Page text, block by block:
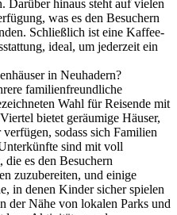
Darüber hinaus steht auf vielen
was es den Besuchern
Schließlich ist eine Kaffee-
ideal, um jederzeit ein
in Neuhadern?
familienfreundliche
Wahl für Reisende mit
bietet geräumige Häuser,
sodass sich Familien
sind mit voll
die es den Besuchern
zuzubereiten, und einige
in denen Kinder sicher spielen
der Nähe von lokalen Parks und